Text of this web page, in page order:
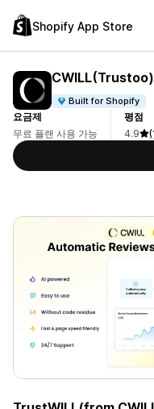
Shopify App Store
Built for Shopify
요금제
무료 플랜 사용 가능
평점
4.9